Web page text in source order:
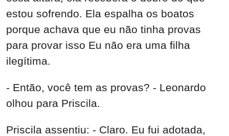
estou sofrendo. Ela espalha os boatos
porque achava que eu não tinha provas
para provar isso Eu não era uma filha
ilegítima.
- Então, você tem as provas? - Leonardo
olhou para Priscila.
Priscila assentiu: - Claro. Eu fui adotada,